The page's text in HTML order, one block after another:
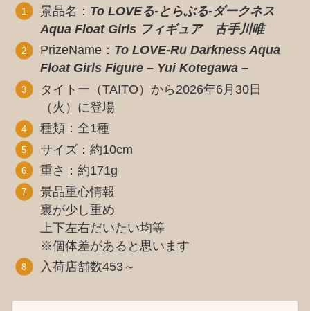
景品名： To LOVEる-とらぶる-ダークネス
Aqua Float Girls フィギュア 古手川唯
PrizeName： To LOVE-Ru Darkness Aqua
Float Girls Figure – Yui Kotegawa –
タイトー（TAITO）から2026年6月30日
（火）に登場
種類：全1種
サイズ：約10cm
重さ：約171g
景品重心情報
裏が少し重め
上下左右だいたい均等
※個体差があると思います
入荷店舗数453～